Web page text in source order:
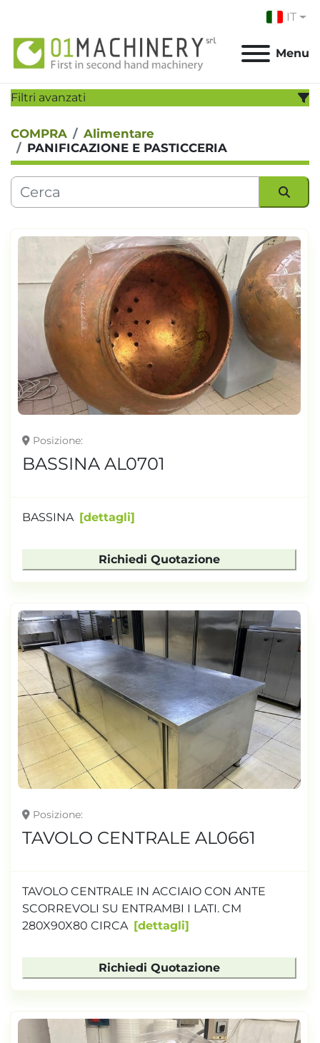
IT
Menu
Filtri avanzati
CATEGORIA:
MODELLO:
ANNO
Applicare Cancella
TONNELLAGGIO
COMPRA
Alimentare
PANIFICAZIONE E PASTICCERIA
Posizione
BASSINA AL0701
BASSINA dettagli
Richiedi Quotazione
Posizione
TAVOLO CENTRALE AL0661
TAVOLO CENTRALE IN ACCIAIO CON ANTE
SCORREVOLI SU ENTRAMBI I LATI. CM
280X90X80 CIRCA
dettagli
Richiedi Quotazione